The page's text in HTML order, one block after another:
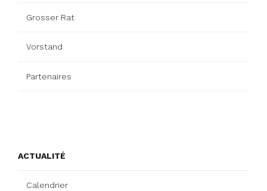
Grosser Rat
Vorstand
Partenaires
ACTUALITÉ
Calendrier